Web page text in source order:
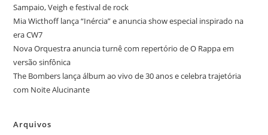
Sampaio, Veigh e festival de rock
Mia Wicthoff lança “Inércia” e anuncia show especial inspirado na
era CW7
Nova Orquestra anuncia turnê com repertório de O Rappa em
versão sinfônica
The Bombers lança álbum ao vivo de 30 anos e celebra trajetória
com Noite Alucinante
Arquivos